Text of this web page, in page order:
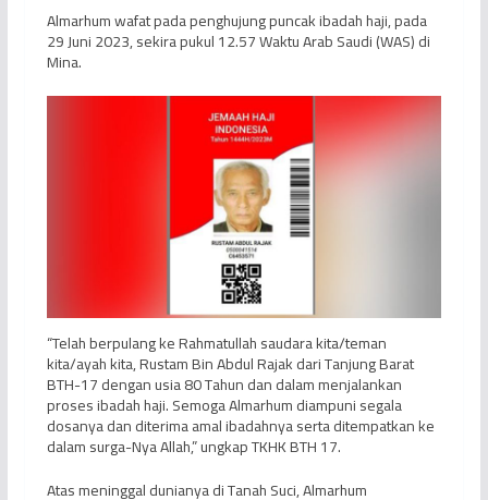
Almarhum wafat pada penghujung puncak ibadah haji, pada
29 Juni 2023, sekira pukul 12.57 Waktu Arab Saudi (WAS) di
Mina.
“Telah berpulang ke Rahmatullah saudara kita/teman
kita/ayah kita, Rustam Bin Abdul Rajak dari Tanjung Barat
BTH-17 dengan usia 80 Tahun dan dalam menjalankan
proses ibadah haji. Semoga Almarhum diampuni segala
dosanya dan diterima amal ibadahnya serta ditempatkan ke
dalam surga-Nya Allah,” ungkap TKHK BTH 17.
Atas meninggal dunianya di Tanah Suci, Almarhum